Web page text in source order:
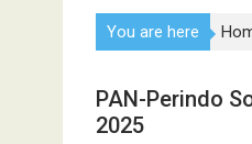
You are here
PAN-Perindo
2025